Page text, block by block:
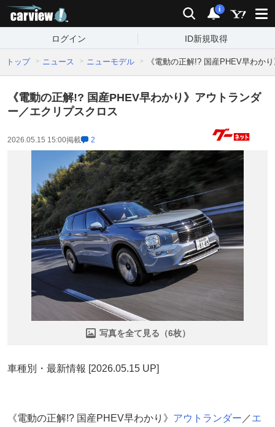
検索 通知
i
ログイン ID新規取得
トップ ニュース ニューモデル 《電動の正解!? 国産PHEV早わか
《電動の正解!? 国産PHEV早わかり》アウトランダ
ー／エクリプスクロス
2026.05.15 15:00掲載 2
写真を全て見る（6枚）
車種別・最新情報 [2026.05.15 UP]
《電動の正解!? 国産PHEV早わかり》 アウトランダー ／エ